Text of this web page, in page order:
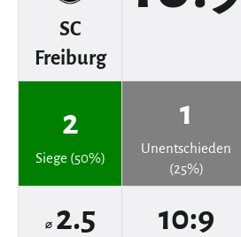
SC
Freiburg
2
Siege (50%)
1
Unentschieden
(25%)
⌀ 2.5 10:9